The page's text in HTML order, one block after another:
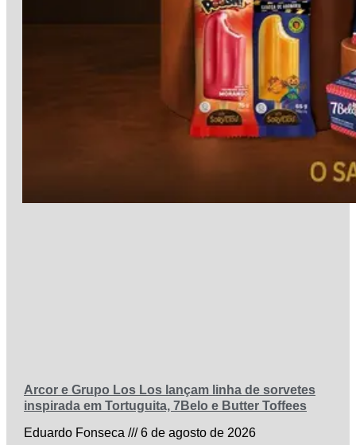
Arcor e Grupo Los Los lançam linha de sorvetes
inspirada em Tortuguita, 7Belo e Butter Toffees
Eduardo Fonseca
6 de agosto de 2026